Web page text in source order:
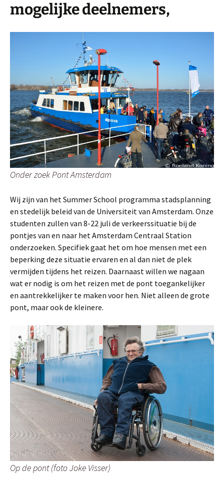
mogelijke deelnemers,
Onder zoek Pont Amsterdam
Wij zijn van het Summer School programma stadsplanning
en stedelijk beleid van de Universiteit van Amsterdam. Onze
studenten zullen van 8-22 juli de verkeerssituatie bij de
pontjes van en naar het Amsterdam Centraal Station
onderzoeken. Specifiek gaat het om hoe mensen met een
beperking deze situatie ervaren en al dan niet de plek
vermijden tijdens het reizen. Daarnaast willen we nagaan
wat er nodig is om het reizen met de pont toegankelijker
en aantrekkelijker te maken voor hen. Niet alleen de grote
pont, maar ook de kleinere.
Op de pont (foto Joke Visser)